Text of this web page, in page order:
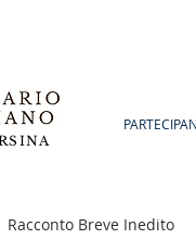
Racconto Breve Inedito